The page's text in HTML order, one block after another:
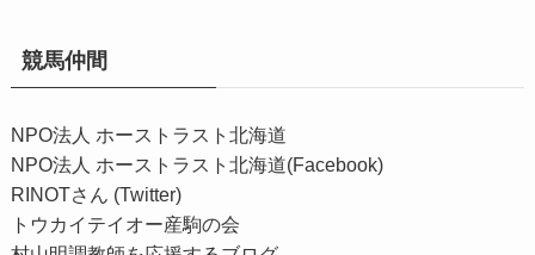
競馬仲間
NPO法人 ホーストラスト北海道
NPO法人 ホーストラスト北海道(Facebook)
RINOTさん (Twitter)
トウカイテイオー産駒の会